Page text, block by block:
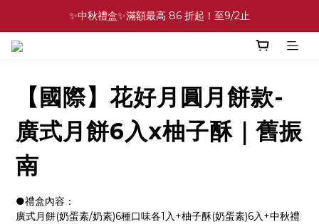
✨中秋禮盒✨滿額最高 86 折起！至9/2止
✨中秋禮盒✨滿額最高 86 折起！至9/2止
✨中秋禮盒✨滿額最高 86 折起！至9/2止
【國際】花好月圓月餅款-
廣式月餅6入x柚子酥｜舊振
南
●禮盒內容：
廣式月餅(奶蛋素/奶素)6種口味各1入+柚子酥(奶蛋素)6入+中秋禮